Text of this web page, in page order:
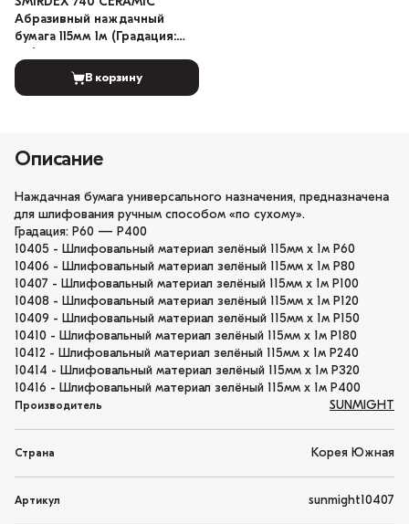
Абразивный наждачный
бумага 115мм 1м (Градация:
В корзину
Описание
Наждачная бумага универсального назначения, предназначена
для шлифования ручным способом «по сухому».
Градация: P60 — P400
10405 - Шлифовальный материал зелёный 115мм x 1м Р60
10406 - Шлифовальный материал зелёный 115мм x 1м Р80
10407 - Шлифовальный материал зелёный 115мм x 1м Р100
10408 - Шлифовальный материал зелёный 115мм x 1м Р120
10409 - Шлифовальный материал зелёный 115мм x 1м Р150
10410 - Шлифовальный материал зелёный 115мм x 1м Р180
10412 - Шлифовальный материал зелёный 115мм x 1м Р240
10414 - Шлифовальный материал зелёный 115мм x 1м Р320
10416 - Шлифовальный материал зелёный 115мм x 1м Р400
Производитель SUNMIGHT
Страна Корея Южная
Артикул sunmight10407